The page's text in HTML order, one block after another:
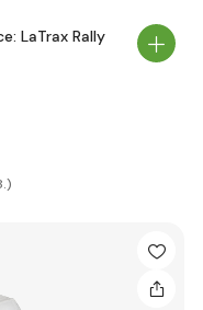
LaTrax Rally